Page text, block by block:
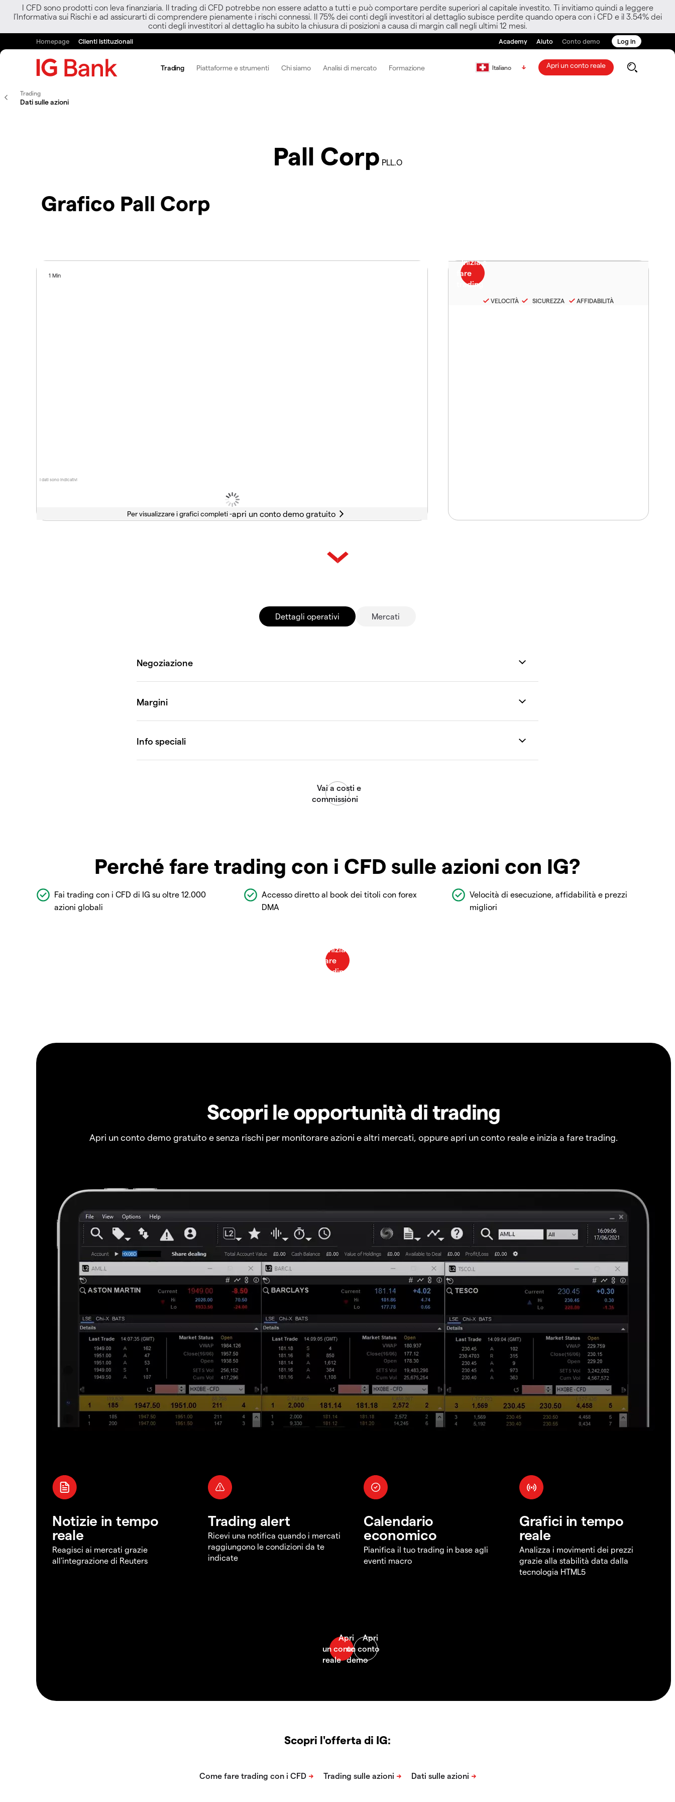
I CFD sono prodotti con leva finanziaria. Il trading di CFD potrebbe non essere adatto a tutti e può comportare perdite superiori al capitale investito. Ti invitiamo quindi a leggere
l’Informativa sui Rischi e ad assicurarti di comprendere pienamente i rischi connessi. Il 75% dei conti degli investitori al dettaglio subisce perdite quando opera con i CFD e il 3.54% dei
conti degli investitori al dettaglio ha subito la chiusura di posizioni a causa di margin call negli ultimi 12 mesi.
Homepage Clienti Istituzionali Academy Aiuto Conto demo Log in
Trading Piattaforme e strumenti Chi siamo Analisi di mercato Formazione Italiano Apri un conto reale
Trading
Dati sulle azioni
Pall Corp PLL.O
Grafico Pall Corp
I dati sono indicativi
1 Min
Per visualizzare i grafici completi -
VELOCITÀ SICUREZZA AFFIDABILITÀ
Dettagli operativi Mercati
Perché fare trading con i CFD sulle azioni con IG?
Fai trading con i CFD di IG su oltre 12.000
azioni globali
Accesso diretto al book dei titoli con forex
DMA
Velocità di esecuzione, affidabilità e prezzi
migliori
Scopri le opportunità di trading
Apri un conto demo gratuito e senza rischi per monitorare azioni e altri mercati, oppure apri un conto reale e inizia a fare trading.
Notizie in tempo
reale
Reagisci ai mercati grazie
all'integrazione di Reuters
Trading alert
Ricevi una notifica quando i mercati
raggiungono le condizioni da te
indicate
Calendario
economico
Pianifica il tuo trading in base agli
eventi macro
Grafici in tempo
reale
Analizza i movimenti dei prezzi
grazie alla stabilità data dalla
tecnologia HTML5
Scopri l'offerta di IG: